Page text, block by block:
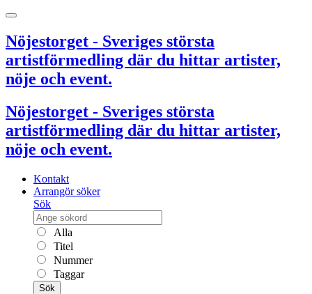
Nöjestorget - Sveriges största
artistförmedling där du hittar artister,
nöje och event.
Nöjestorget - Sveriges största
artistförmedling där du hittar artister,
nöje och event.
Kontakt
Arrangör söker
Sök
Alla
Titel
Nummer
Taggar
Sök